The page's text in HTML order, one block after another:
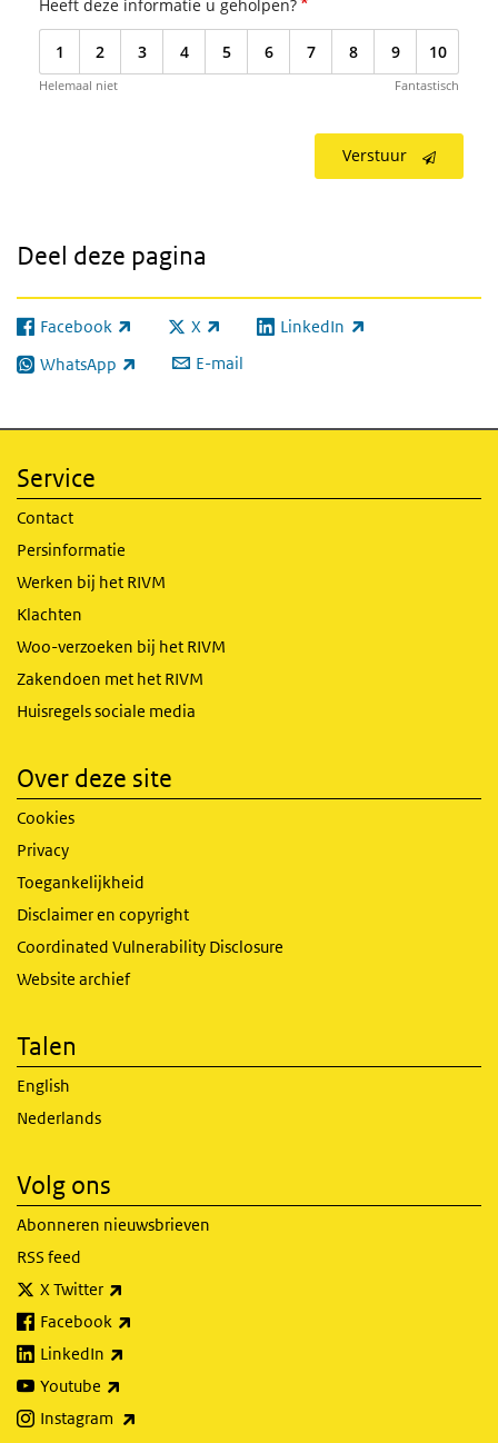
Heeft deze informatie u geholpen?
1 2 3 4 5 6 7 8 9 10
Helemaal niet Fantastisch
Verstuur
Deel deze pagina
Facebook
(externe link) X
(externe link) LinkedIn
(externe link)
WhatsApp
(externe link) E-mail
Service
Contact
Persinformatie
Werken bij het RIVM
Klachten
Woo-verzoeken bij het RIVM
Zakendoen met het RIVM
Huisregels sociale media
Over deze site
Cookies
Privacy
Toegankelijkheid
Disclaimer en copyright
Coordinated Vulnerability Disclosure
Website archief
Talen
English
Nederlands
Volg ons
Abonneren nieuwsbrieven
RSS feed
X Twitter
Facebook
LinkedIn
Youtube
Instagram